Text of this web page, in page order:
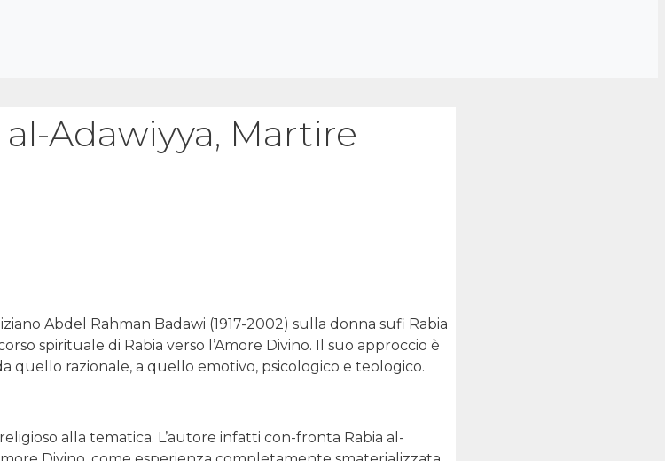
Adawiyya, Martire
Abdel Rahman Badawi (1917-2002) sulla donna sufi Rabia
spirituale di Rabia verso l’Amore Divino. Il suo approccio è
quello razionale, a quello emotivo, psicologico e teologico.
alla tematica. L’autore infatti con-fronta Rabia al-